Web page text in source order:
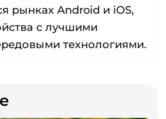
рынках Android и iOS,
с лучшими
технологиями.